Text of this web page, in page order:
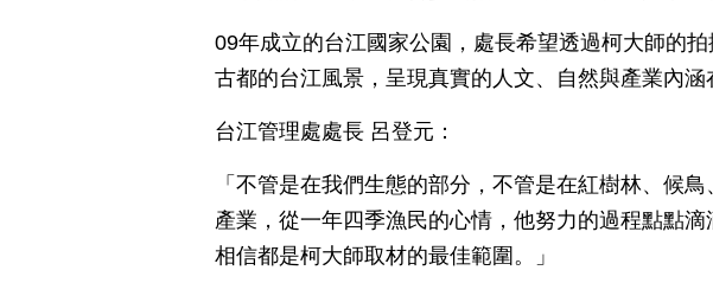
09年成立的台江國家公園，處長希望透過柯大師的
古都的台江風景，呈現真實的人文、自然與產業內涵
台江管理處處長 呂登元：
「不管是在我們生態的部分，不管是在紅樹林、候
產業，從一年四季漁民的心情，他努力的過程點點
相信都是柯大師取材的最佳範圍。」